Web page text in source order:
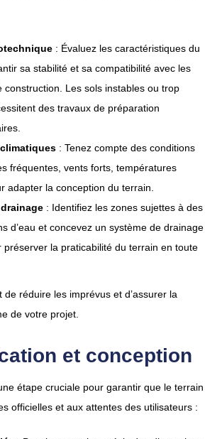
: Évaluez les caractéristiques du
sa stabilité et sa compatibilité avec les
construction. Les sols instables ou trop
des travaux de préparation
: Tenez compte des conditions
fréquentes, vents forts, températures
adapter la conception du terrain.
: Identifiez les zones sujettes à des
d’eau et concevez un système de drainage
préserver la praticabilité du terrain en toute
réduire les imprévus et d’assurer la
de votre projet.
et conception
étape cruciale pour garantir que le terrain
officielles et aux attentes des utilisateurs :